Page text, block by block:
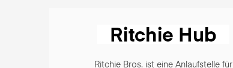
Ritchie Bros. ist eine Anlaufstelle für